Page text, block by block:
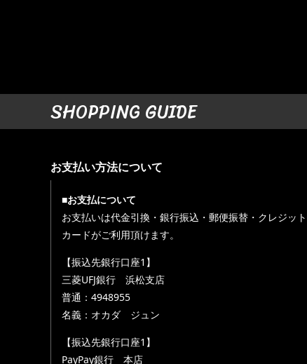
SHOPPING GUIDE
お支払い方法について
■お支払について
お支払いは代金引換・銀行振込・郵便振替・クレジット
カードがご利用頂けます。
【振込先銀行口座1】
三菱UFJ銀行 浜松支店
普通：4948955
名義：オカダ ジュン
【振込先銀行口座1】
PayPay銀行 本店